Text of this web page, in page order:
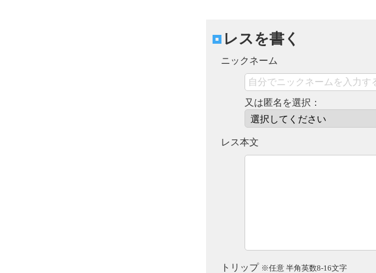
レスを書く
ニックネーム
又は匿名を選択：
レス本文
トリップ ※任意 半角英数8-16文字